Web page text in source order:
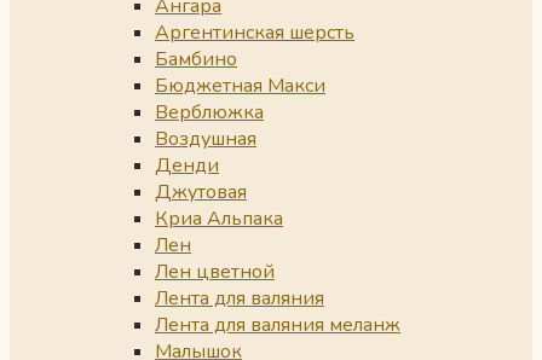
Ангара
Аргентинская шерсть
Бамбино
Бюджетная Макси
Верблюжка
Воздушная
Денди
Джутовая
Криа Альпака
Лен
Лен цветной
Лента для валяния
Лента для валяния меланж
Малышок